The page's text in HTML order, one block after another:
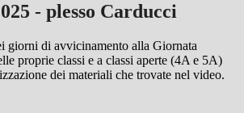
- plesso Carducci
giorni di avvicinamento alla Giornata
proprie classi e a classi aperte (4A e 5A)
dei materiali che trovate nel video.